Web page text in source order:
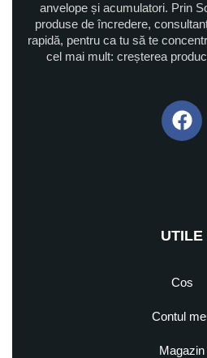
anvelope și acumulatori. Prin
produse de încredere,
rapidă, pentru ca tu să te
cel mai mult: creșterea
UTILE
Cos
Contul
Magazin